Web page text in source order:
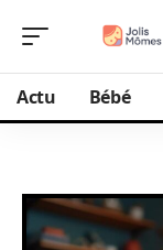
Actu Bébé